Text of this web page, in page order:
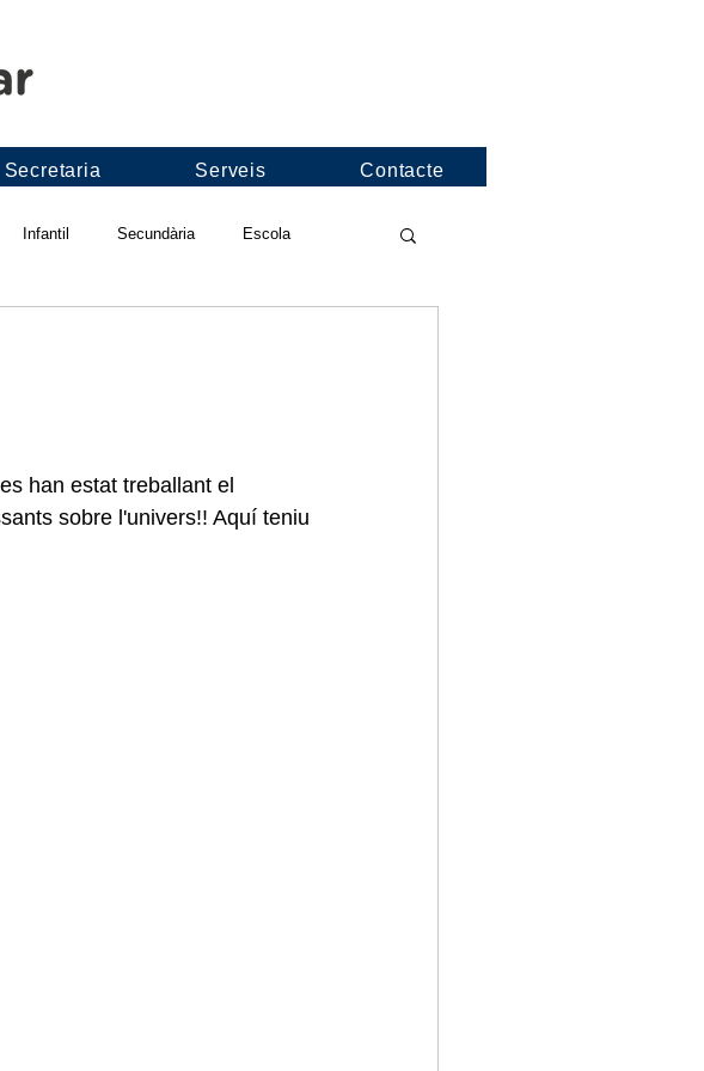
Secretaria Serveis Contacte
Infantil Secundària Escola
Cantània Colònies
han estat treballant el
sobre l'univers!! Aquí teniu